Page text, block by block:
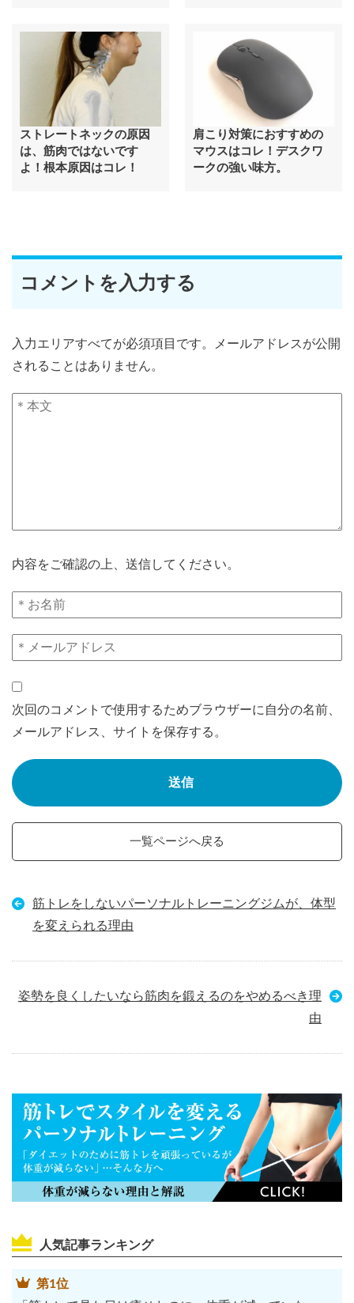
ストレートネックの原因
は、筋肉ではないです
よ！根本原因はコレ！
肩こり対策におすすめの
マウスはコレ！デスクワ
ークの強い味方。
コメントを入力する
入力エリアすべてが必須項目です。メールアドレスが公開
されることはありません。
内容をご確認の上、送信してください。
次回のコメントで使用するためブラウザーに自分の名前、
メールアドレス、サイトを保存する。
一覧ページへ戻る
筋トレをしないパーソナルトレーニングジムが、体型
を変えられる理由
姿勢を良くしたいなら筋肉を鍛えるのをやめるべき理
由
人気記事ランキング
第1位